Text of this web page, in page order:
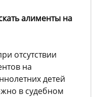
алименты на
отсутствии
на
детей
в судебном